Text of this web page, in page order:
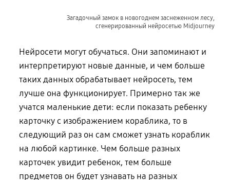
Загадочный замок в новогоднем заснеженном лесу,
сгенерированный нейросетью Midjourney
Нейросети могут обучаться. Они запоминают и
интерпретируют новые данные, и чем больше
таких данных обрабатывает нейросеть, тем
лучше она функционирует. Примерно так же
учатся маленькие дети: если показать ребенку
карточку с изображением кораблика, то в
следующий раз он сам сможет узнать кораблик
на любой картинке. Чем больше разных
карточек увидит ребенок, тем больше
предметов он будет узнавать на разных